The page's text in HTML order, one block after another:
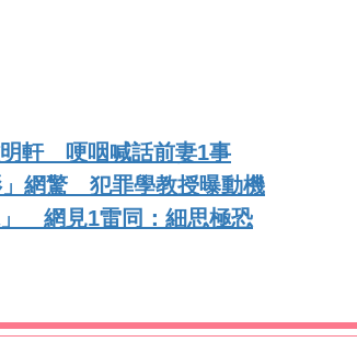
明軒 哽咽喊話前妻1事
」網驚 犯罪學教授曝動機
」 網見1雷同：細思極恐